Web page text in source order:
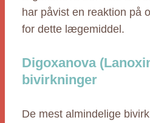
har påvist en reaktion på
for dette lægemiddel.
Digoxanova
bivirkninger
De mest almindelige